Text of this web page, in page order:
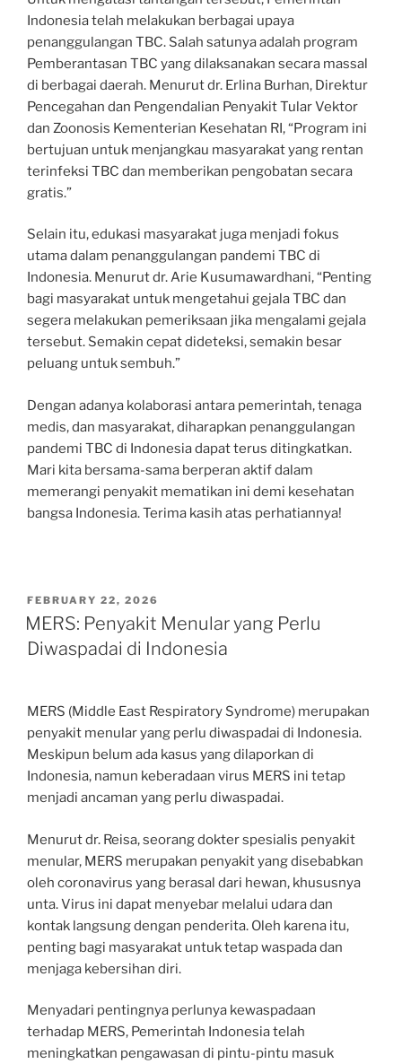
Indonesia telah melakukan berbagai upaya
penanggulangan TBC. Salah satunya adalah program
Pemberantasan TBC yang dilaksanakan secara massal
di berbagai daerah. Menurut dr. Erlina Burhan, Direktur
Pencegahan dan Pengendalian Penyakit Tular Vektor
dan Zoonosis Kementerian Kesehatan RI, “Program ini
bertujuan untuk menjangkau masyarakat yang rentan
terinfeksi TBC dan memberikan pengobatan secara
gratis.”
Selain itu, edukasi masyarakat juga menjadi fokus
utama dalam penanggulangan pandemi TBC di
Indonesia. Menurut dr. Arie Kusumawardhani, “Penting
bagi masyarakat untuk mengetahui gejala TBC dan
segera melakukan pemeriksaan jika mengalami gejala
tersebut. Semakin cepat dideteksi, semakin besar
peluang untuk sembuh.”
Dengan adanya kolaborasi antara pemerintah, tenaga
medis, dan masyarakat, diharapkan penanggulangan
pandemi TBC di Indonesia dapat terus ditingkatkan.
Mari kita bersama-sama berperan aktif dalam
memerangi penyakit mematikan ini demi kesehatan
bangsa Indonesia. Terima kasih atas perhatiannya!
POSTED
ON
FEBRUARY 22, 2026
MERS: Penyakit Menular yang Perlu
Diwaspadai di Indonesia
MERS (Middle East Respiratory Syndrome) merupakan
penyakit menular yang perlu diwaspadai di Indonesia.
Meskipun belum ada kasus yang dilaporkan di
Indonesia, namun keberadaan virus MERS ini tetap
menjadi ancaman yang perlu diwaspadai.
Menurut dr. Reisa, seorang dokter spesialis penyakit
menular, MERS merupakan penyakit yang disebabkan
oleh coronavirus yang berasal dari hewan, khususnya
unta. Virus ini dapat menyebar melalui udara dan
kontak langsung dengan penderita. Oleh karena itu,
penting bagi masyarakat untuk tetap waspada dan
menjaga kebersihan diri.
Menyadari pentingnya perlunya kewaspadaan
terhadap MERS, Pemerintah Indonesia telah
meningkatkan pengawasan di pintu-pintu masuk